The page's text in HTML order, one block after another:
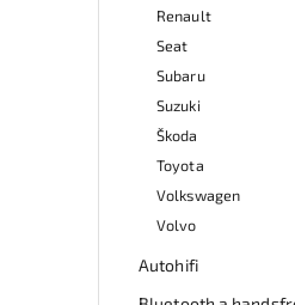
Renault
Seat
Subaru
Suzuki
Škoda
Toyota
Volkswagen
Volvo
Autohifi